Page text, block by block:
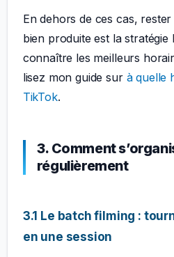
En dehors de ces cas,
bien produite est la
connaître les meilleurs
lisez mon guide sur à quelle
TikTok.
3. Comment
régulièrement
3.1 Le batch filming :
en une session